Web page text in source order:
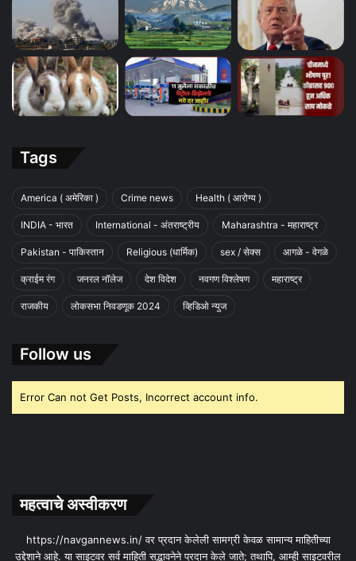
Tags
America ( अमेरिका ) Crime news Health ( आरोग्य )
INDIA - भारत International - अंतराष्ट्रीय Maharashtra - महाराष्ट्र
Pakistan - पाकिस्तान Religious (धार्मिक) sex / सेक्स आगळे - वेगळे
क्राईम रंग जनरल नॉलेज देश विदेश नवगण विश्लेषण महाराष्ट्र
राजकीय लोकसभा निवडणूक 2024 व्हिडिओ न्युज
Follow us
Error Can not Get Posts, Incorrect account info.
महत्वाचे अस्वीकरण
https://navgannews.in/ वर प्रदान केलेली सामग्री केवळ सामान्य माहितीच्या
उद्देशाने आहे. या साइटवर सर्व माहिती सद्भावनेने प्रदान केले जाते; तथापि, आम्ही साइटवरील